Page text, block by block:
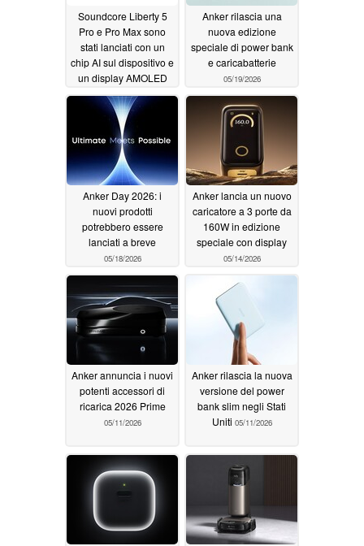
Soundcore Liberty 5
Pro e Pro Max sono
stati lanciati con un
chip AI sul dispositivo e
un display AMOLED
05/21/2026
Anker rilascia una
nuova edizione
speciale di power bank
e caricabatterie
05/19/2026
Anker Day 2026: i
nuovi prodotti
potrebbero essere
lanciati a breve
05/18/2026
Anker lancia un nuovo
caricatore a 3 porte da
160W in edizione
speciale con display
05/14/2026
Anker annuncia i nuovi
potenti accessori di
ricarica 2026 Prime
05/11/2026
Anker rilascia la nuova
versione del power
bank slim negli Stati
Uniti 05/11/2026